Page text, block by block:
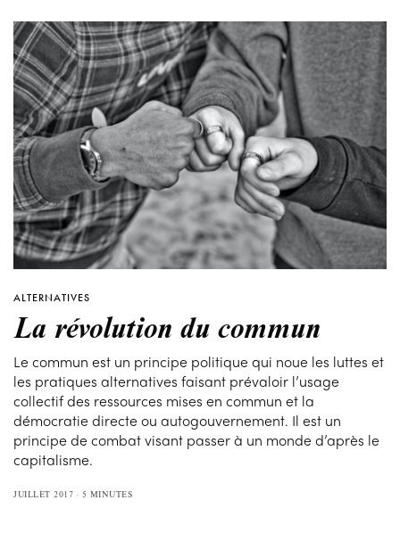
ALTERNATIVES
La révolution du commun
Le commun est un principe politique qui noue les luttes et
les pratiques alternatives faisant prévaloir l’usage
collectif des ressources mises en commun et la
démocratie directe ou autogouvernement. Il est un
principe de combat visant passer à un monde d’après le
capitalisme.
JUILLET 2017 5 MINUTES